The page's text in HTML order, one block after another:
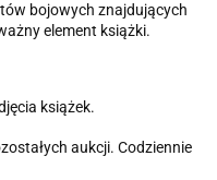
bojowych znajdujących
element książki.
książek.
aukcji. Codziennie